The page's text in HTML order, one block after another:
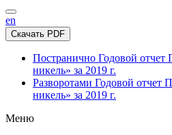
en
Скачать PDF
Постранично Годовой
никель» за 2019 г.
Разворотами Годовой
никель» за 2019 г.
Меню